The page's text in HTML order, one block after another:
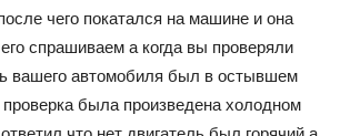
чего покатался на машине и она
спрашиваем а когда вы проверяли
вашего автомобиля был в остывшем
проверка была произведена холодном